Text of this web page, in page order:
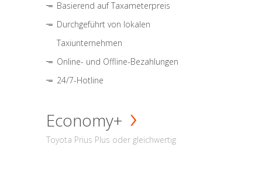
Basierend auf Taxameterpreis
Durchgeführt von lokalen
Taxiunternehmen
Online- und Offline-Bezahlungen
24/7-Hotline
Economy+
Toyota Prius Plus oder gleichwertig